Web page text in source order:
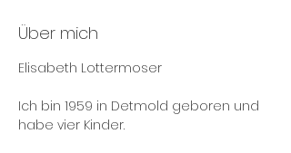
Über mich
Elisabeth Lottermoser
Ich bin 1959 in Detmold geboren und
habe vier Kinder.